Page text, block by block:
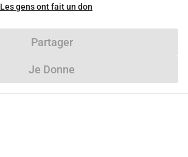
Les gens ont fait un don
Partager
Je Donne